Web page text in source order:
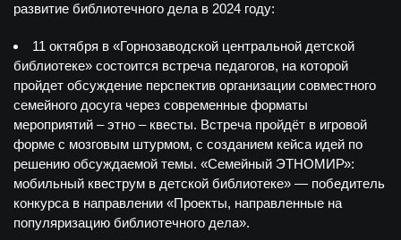
развитие библиотечного дела в 2024 году:
11 октября в «Горнозаводской центральной детской
библиотеке» состоится встреча педагогов, на которой
пройдет обсуждение перспектив организации совместного
семейного досуга через современные форматы
мероприятий – этно – квесты. Встреча пройдёт в игровой
форме с мозговым штурмом, с созданием кейса идей по
решению обсуждаемой темы. «Семейный ЭТНОМИР»:
мобильный квеструм в детской библиотеке» — победитель
конкурса в направлении «Проекты, направленные на
популяризацию библиотечного дела».